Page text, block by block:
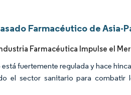
Farmacéutico de Asia-
Farmacéutica Impulse el
fuertemente regulada y hace
el sector sanitario para combatir